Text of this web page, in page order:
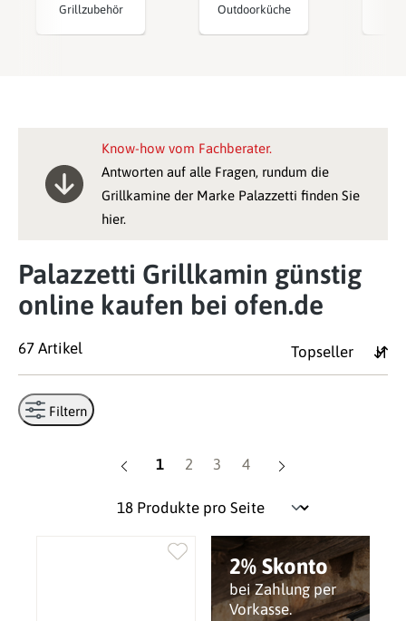
Grillzubehör
Outdoorküche
Know-how vom Fachberater.
Antworten auf alle Fragen, rundum die
Grillkamine der Marke Palazzetti finden Sie
hier.
Palazzetti Grillkamin günstig
online kaufen bei ofen.de
67 Artikel
Filtern
Seite
1 Seite
2 Seite
3 Seite
4
2% Skonto
bei Zahlung per
Vorkasse.